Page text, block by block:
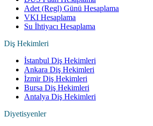
Adet (Regl) Günü Hesaplama
VKI Hesaplama
Su İhtiyacı Hesaplama
Diş Hekimleri
İstanbul Diş Hekimleri
Ankara Diş Hekimleri
İzmir Diş Hekimleri
Bursa Diş Hekimleri
Antalya Diş Hekimleri
Diyetisyenler